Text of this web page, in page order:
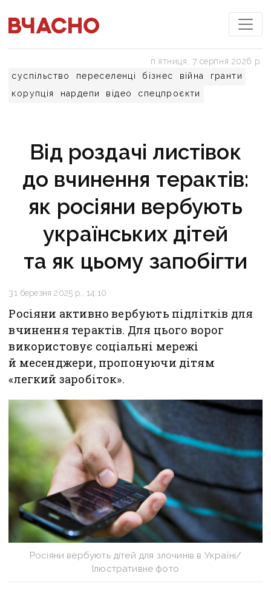
суспільство переселенці бізнес війна
гранти
корупція
нардепи відео спецпроєкти
пʼятниця, 7 серпня 2026 р.
Від роздачі листівок
до вчинення терактів:
як росіяни вербують
українських дітей
та як цьому запобігти
31 березня 2025 р., 14:10
Росіяни активно вербують підлітків для
вчинення терактів. Для цього ворог
використовує соціальні мережі
й месенджери, пропонуючи дітям
«легкий заробіток».
Росіяни вербують дітей для злочинів в Україні/
Ілюстративне фото